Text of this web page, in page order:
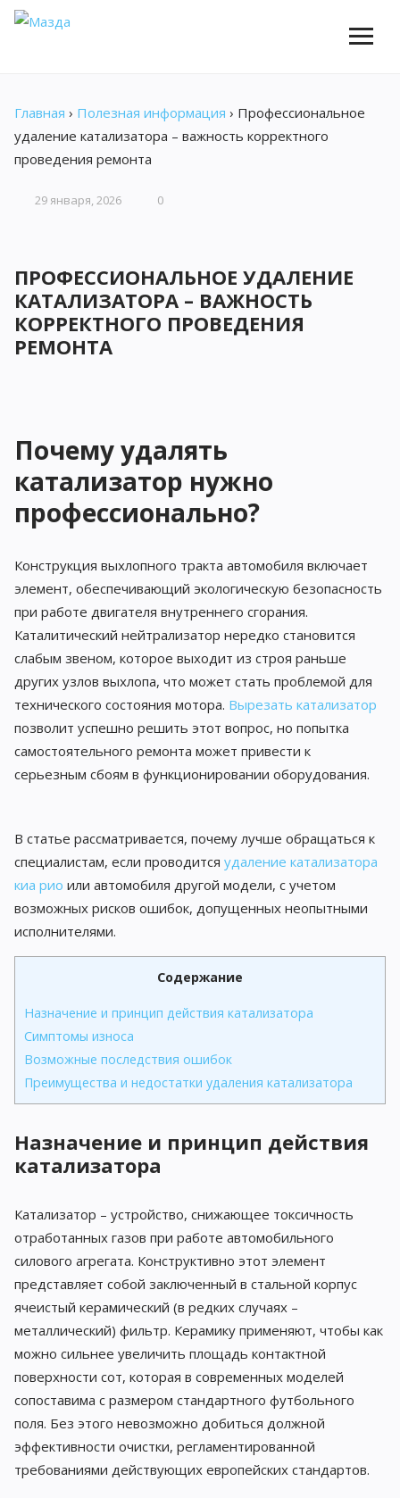
Главная › Полезная информация › Профессиональное
удаление катализатора – важность корректного
проведения ремонта
29 января, 2026 0
ПРОФЕССИОНАЛЬНОЕ УДАЛЕНИЕ
КАТАЛИЗАТОРА – ВАЖНОСТЬ
КОРРЕКТНОГО ПРОВЕДЕНИЯ
РЕМОНТА
Почему удалять
катализатор нужно
профессионально?
Конструкция выхлопного тракта автомобиля включает
элемент, обеспечивающий экологическую безопасность
при работе двигателя внутреннего сгорания.
Каталитический нейтрализатор нередко становится
слабым звеном, которое выходит из строя раньше
других узлов выхлопа, что может стать проблемой для
технического состояния мотора. Вырезать катализатор
позволит успешно решить этот вопрос, но попытка
самостоятельного ремонта может привести к
серьезным сбоям в функционировании оборудования.
В статье рассматривается, почему лучше обращаться к
специалистам, если проводится удаление катализатора
киа рио или автомобиля другой модели, с учетом
возможных рисков ошибок, допущенных неопытными
исполнителями.
Содержание
Назначение и принцип действия катализатора
Симптомы износа
Возможные последствия ошибок
Преимущества и недостатки удаления катализатора
Назначение и принцип действия
катализатора
Катализатор – устройство, снижающее токсичность
отработанных газов при работе автомобильного
силового агрегата. Конструктивно этот элемент
представляет собой заключенный в стальной корпус
ячеистый керамический (в редких случаях –
металлический) фильтр. Керамику применяют, чтобы как
можно сильнее увеличить площадь контактной
поверхности сот, которая в современных моделей
сопоставима с размером стандартного футбольного
поля. Без этого невозможно добиться должной
эффективности очистки, регламентированной
требованиями действующих европейских стандартов.